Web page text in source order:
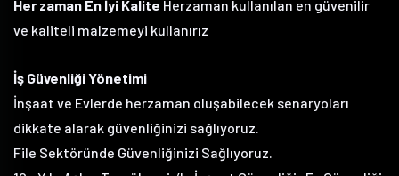
Her zaman En İyi Kalite Herzaman kullanılan en güvenilir
ve kaliteli malzemeyi kullanırız
İş Güvenliği Yönetimi
İnşaat ve Evlerde herzaman oluşabilecek senaryoları
dikkate alarak güvenliğinizi sağlıyoruz.
File Sektöründe Güvenliğinizi Sağlıyoruz.